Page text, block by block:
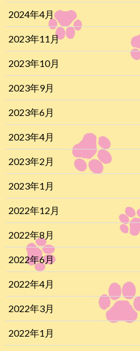
2024年4月
2023年11月
2023年10月
2023年9月
2023年6月
2023年4月
2023年2月
2023年1月
2022年12月
2022年8月
2022年6月
2022年4月
2022年3月
2022年1月